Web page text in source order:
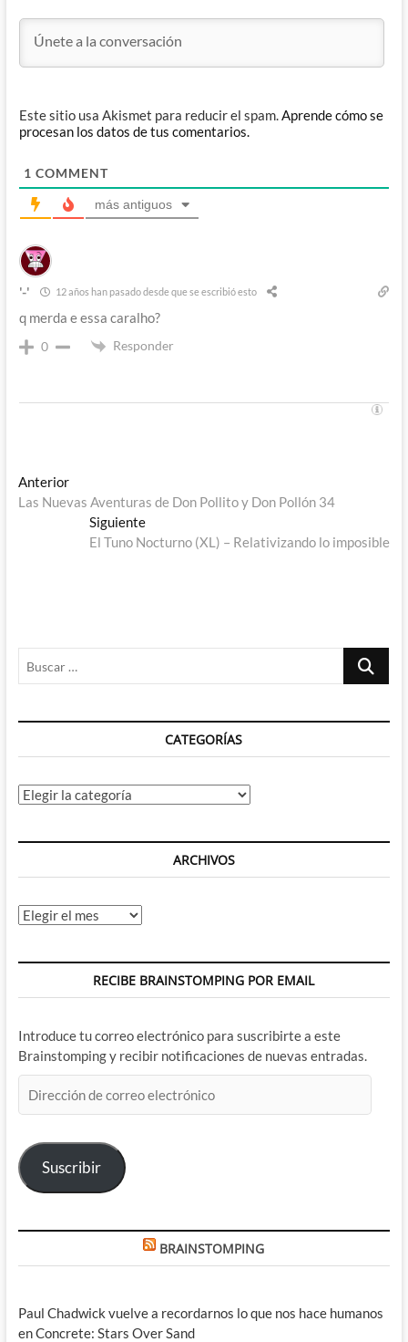
Este sitio usa Akismet para reducir el spam. Aprende cómo se
procesan los datos de tus comentarios.
1 COMMENT
más antiguos
'-' 12 años han pasado desde que se escribió esto
q merda e essa caralho?
0 Responder
Navegación
de
entradas
AnteriorEntrada
anterior:
Las Nuevas Aventuras de Don Pollito y Don Pollón 34
SiguienteEntrada
siguiente:
El Tuno Nocturno (XL) – Relativizando lo imposible
Buscar
CATEGORÍAS
Categorías
ARCHIVOS
Archivos
RECIBE BRAINSTOMPING POR EMAIL
Introduce tu correo electrónico para suscribirte a este
Brainstomping y recibir notificaciones de nuevas entradas.
de
electrónico
Suscribir
BRAINSTOMPING
Paul Chadwick vuelve a recordarnos lo que nos hace humanos
en Concrete: Stars Over Sand